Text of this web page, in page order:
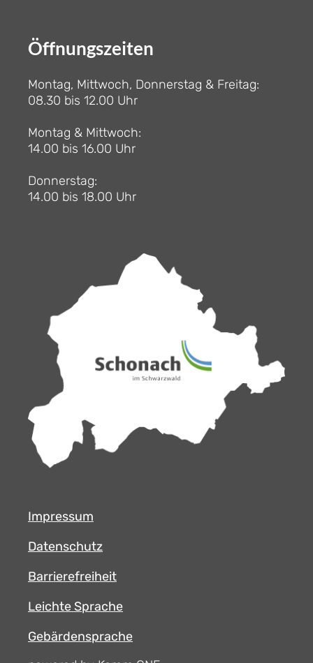
Öffnungszeiten
Montag, Mittwoch, Donnerstag & Freitag:
08.30 bis 12.00 Uhr
Montag & Mittwoch:
14.00 bis 16.00 Uhr
Donnerstag:
14.00 bis 18.00 Uhr
Impressum
Datenschutz
Barrierefreiheit
Leichte Sprache
Gebärdensprache